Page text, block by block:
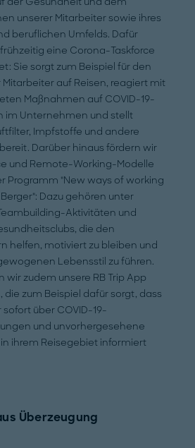
unserer Mitarbeiter sowie ihres
beruflichen Umfelds. Dafür
eine Corona-Taskforce
Sie sorgt zum Beispiel für den
Mitarbeiter auf Reisen, reagiert mit
Maßnahmen auf COVID-19-
im Unternehmen und stellt
Impfstoffe und andere
Darüber hinaus fördern wir
und Remote-Working-Modelle
Programm "New ways of working
Dazu gehören unter
Aktivitäten und
die den
helfen, motiviert zu bleiben und
Lebensstil zu führen.
wir zudem unsere RB Trip App
die zum Beispiel dafür sorgt, dass
über COVID-19-
und unvorhergesehene
in ihrem Reisegebiet informiert
Überzeugung